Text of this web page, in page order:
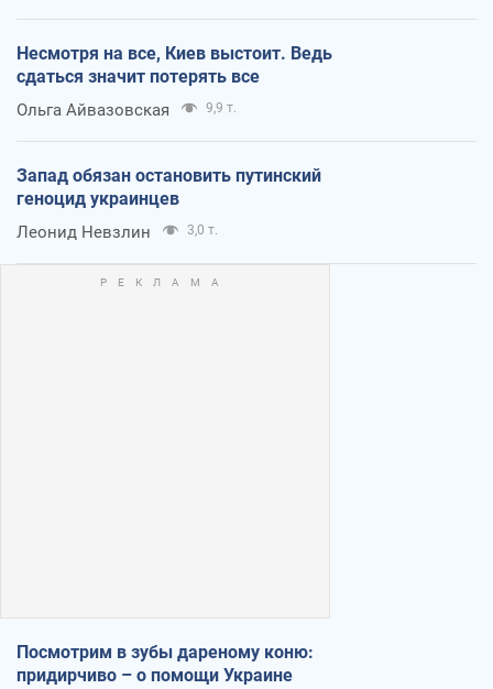
Несмотря на все, Киев выстоит. Ведь
сдаться значит потерять все
Ольга Айвазовская 9,9 т.
Запад обязан остановить путинский
геноцид украинцев
Леонид Невзлин 3,0 т.
Посмотрим в зубы дареному коню:
придирчиво – о помощи Украине